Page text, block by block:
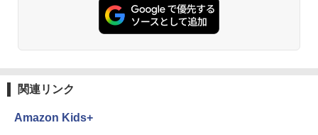
関連リンク
Amazon Kids+